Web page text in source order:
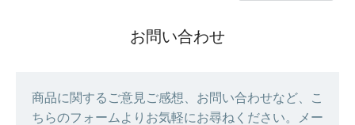
お問い合わせ
商品に関するご意見ご感想、お問い合わせなど、こ
ちらのフォームよりお気軽にお尋ねください。メー